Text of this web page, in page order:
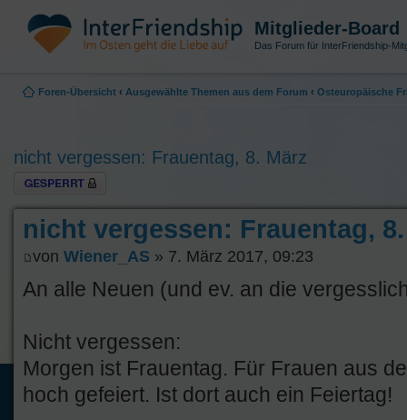
Mitglieder-Board
Das Forum für InterFriendship-
Foren-Übersicht ‹ Ausgewählte Themen aus dem Forum ‹ Osteuropäische
nicht vergessen: Frauentag, 8. März
Thema gesperrt
nicht vergessen: Frauentag,
von Wiener_AS » 7. März 2017, 09:23
An alle Neuen (und ev. an die
Nicht vergessen:
Morgen ist Frauentag. Für Frauen aus
hoch gefeiert. Ist dort auch ein Feiertag!